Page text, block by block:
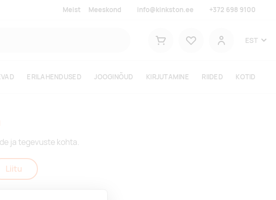
Meist Meeskond info@kinkston.ee +372 698 9100
Ostukorv
Kasutaja
EST
ERILAHENDUSED JOOGINÕUD KIRJUTAMINE RIIDED KOTID
ja tegevuste kohta.
Liitu